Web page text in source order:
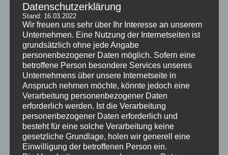
Allgemein
Erinnert euch…
By KP
22. September 2016
Ich gebe zu, auch ich erinnere mich nicht mehr an die Zeit,
als Informationen von Privatpersonen im Internet in mehr
als 140 Zeichen oder nicht nur in Form von Handy-Fotos
verbreitet wurden. Kaum eine Vorstellung habe ich noch
von dieser Zeit. Aber ich erinnere mich an meinen kleinen
Zorn über …
Datenschutzerklärung
Stand: 16.03.2022
Wir freuen uns sehr über Ihr Interesse an unserem
Unternehmen. Eine Nutzung der Internetseiten ist
grundsätzlich ohne jede Angabe
personenbezogener Daten möglich. Sofern eine
betroffene Person besondere Services unseres
Unternehmens über unsere Internetseite in
Anspruch nehmen möchte, könnte jedoch eine
Verarbeitung personenbezogener Daten
erforderlich werden. Ist die Verarbeitung
personenbezogener Daten erforderlich und
besteht für eine solche Verarbeitung keine
gesetzliche Grundlage, holen wir generell eine
Einwilligung der betroffenen Person ein.